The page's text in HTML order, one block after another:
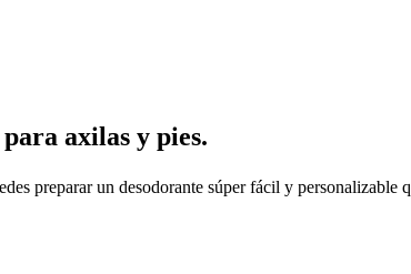
axilas y pies.
preparar un desodorante súper fácil y personalizable